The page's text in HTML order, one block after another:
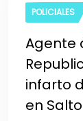
POLICIALES
Agente
infarto
en Salto